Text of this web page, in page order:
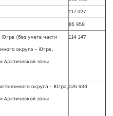
117 027
85 958
(без учета части
округа – Югра,
Арктической зоны
114 147
округа – Югра,
Арктической зоны
126 634